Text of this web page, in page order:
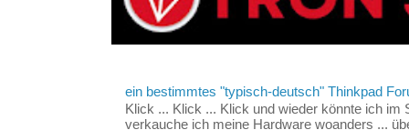
ein bestimmtes "typisch-deutsch" Thinkpad
Klick ... Klick ... Klick und wieder könnte ich im
verkauche ich meine Hardware woanders ...